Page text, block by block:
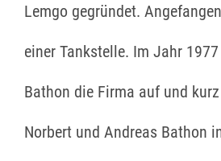
Lemgo gegründet.
einer Tankstelle. Im Jahr
Bathon die Firma auf und
Norbert und Andreas Bathon